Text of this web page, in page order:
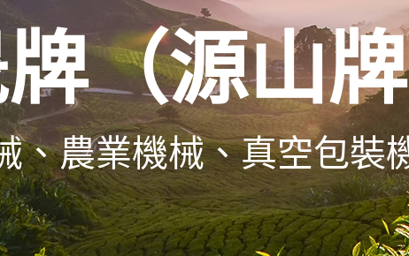
（源山
、農業機械、真空包裝